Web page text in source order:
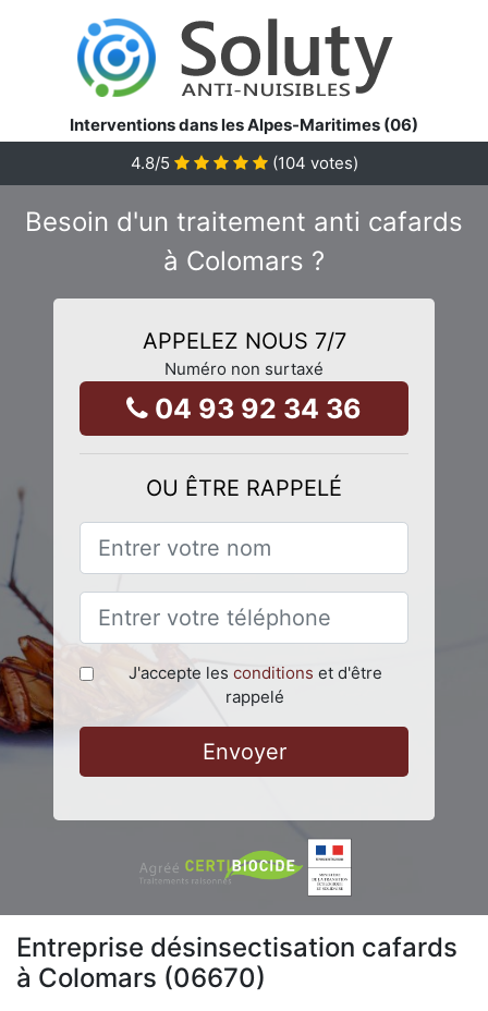
Interventions dans les Alpes-Maritimes (06)
4.8/5 (104 votes)
Besoin d'un traitement anti cafards
à Colomars ?
APPELEZ NOUS 7/7
Numéro non surtaxé
04 93 92 34 36
OU ÊTRE RAPPELÉ
J'accepte les conditions et d'être
rappelé
Envoyer
Entreprise désinsectisation cafards
à Colomars (06670)